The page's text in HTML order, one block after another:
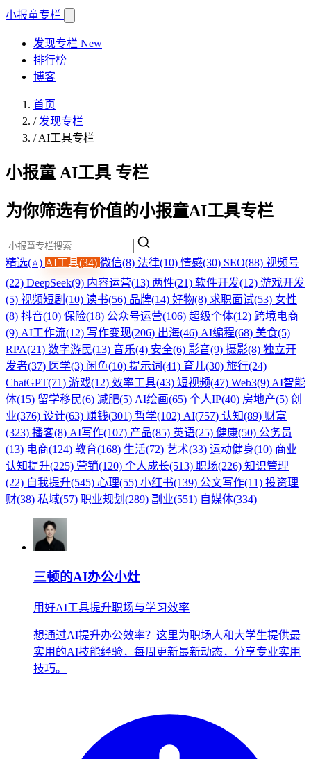
小报童专栏
发现专栏 New
排行榜
博客
首页
/ 发现专栏
/AI工具专栏
小报童 AI工具 专栏
为你筛选有价值的小报童AI工具专栏
精选(⭐) AI工具(34) 微信(8) 法律(10) 情感(30) SEO(88) 视频号
(22) DeepSeek(9) 内容运营(13) 两性(21) 软件开发(12) 游戏开发
(5) 视频短剧(10) 读书(56) 品牌(14) 好物(8) 求职面试(53) 女性
(8) 抖音(10) 保险(18) 公众号运营(106) 超级个体(12) 跨境电商
(9) AI工作流(12) 写作变现(206) 出海(46) AI编程(68) 美食(5)
RPA(21) 数字游民(13) 音乐(4) 安全(6) 影音(9) 摄影(8) 独立开
发者(37) 医学(3) 闲鱼(10) 提示词(41) 育儿(30) 旅行(24)
ChatGPT(71) 游戏(12) 效率工具(43) 短视频(47) Web3(9) AI智能
体(15) 留学移民(6) 减肥(5) AI绘画(65) 个人IP(40) 房地产(5) 创
业(376) 设计(63) 赚钱(301) 哲学(102) AI(757) 认知(89) 财富
(323) 播客(8) AI写作(107) 产品(85) 英语(25) 健康(50) 公务员
(13) 电商(124) 教育(168) 生活(72) 艺术(33) 运动健身(10) 商业
认知提升(225) 营销(120) 个人成长(513) 职场(226) 知识管理
(22) 自我提升(545) 心理(55) 小红书(139) 公文写作(11) 投资理
财(38) 私域(57) 职业规划(289) 副业(551) 自媒体(334)
三顿的AI办公小灶
用好AI工具提升职场与学习效率
想通过AI提升办公效率？这里为职场人和大学生提供最
实用的AI技能经验，每周更新最新动态，分享专业实用
技巧。